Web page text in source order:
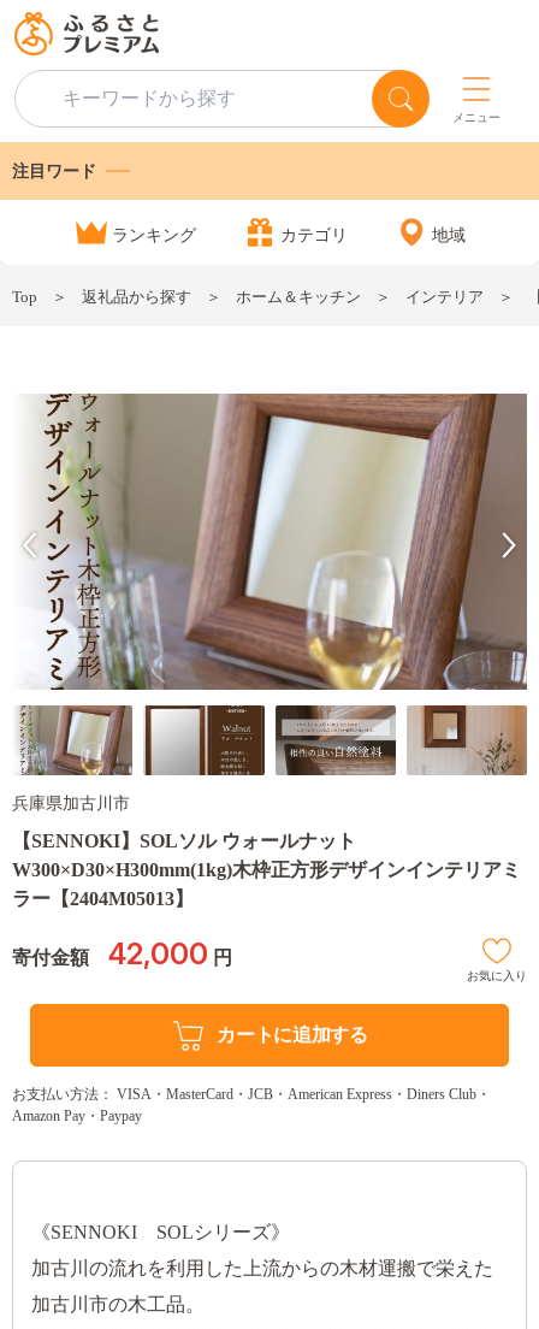
メニュー
注目ワード
ランキング カテゴリ 地域
Top 返礼品から探す ホーム＆キッチン インテリア
兵庫県加古川市
【SENNOKI】SOLソル ウォールナット
W300×D30×H300mm(1kg)木枠正方形デザインインテリアミ
ラー【2404M05013】
寄付金額 42,000 円
お気に入り
カートに追加する
お支払い方法： VISA・MasterCard・JCB・American Express・Diners Club・
Amazon Pay・Paypay
《SENNOKI SOLシリーズ》
加古川の流れを利用した上流からの木材運搬で栄えた
加古川市の木工品。